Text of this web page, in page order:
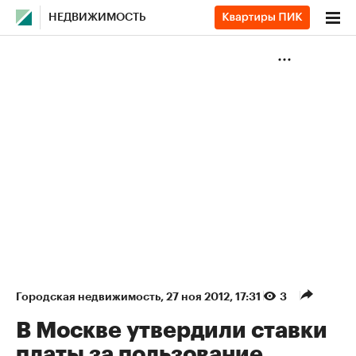
НЕДВИЖИМОСТЬ
Городская недвижимость⁠, 27 ноя 2012, 17:31 3
В Москве утвердили ставки